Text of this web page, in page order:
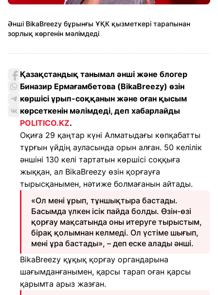
Әнші BikaBreezy бұрынғы ҰҚК қызметкері тарапынан
зорлық көргенін мәлімдеді
Қазақстандық танымал әнші және блогер
Биназир Ермағамбетова (BikaBreezy) өзін
көршісі ұрып-соққанын және оған қысым
көрсеткенін мәлімдеді, деп хабарлайды
POLITICO.KZ.
Оқиға 29 қаңтар күні Алматыдағы көпқабатты
тұрғын үйдің ауласында орын алған. 50 келілік
әншіні 130 келі тартатын көршісі соққыға
жыққан, ал BikaBreezy өзін қорғауға
тырысқанымен, нәтиже болмағанын айтады.
«Ол мені ұрып, тұншықтыра бастады.
Басымда үлкен ісік пайда болды. Өзін-өзі
қорғау мақсатында оны итеруге тырыстым,
бірақ қолымнан келмеді. Ол үстіме шығып,
мені ұра бастады», – деп еске алады әнші.
BikaBreezy құқық қорғау органдарына
шағымданғанымен, қарсы тарап оған қарсы
қарымта арыз жазған.